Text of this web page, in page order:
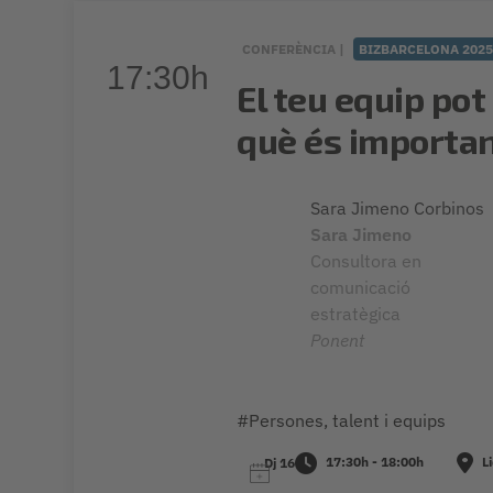
17:30h
CONFERÈNCIA | BIZBARCELONA
El teu equip
què és
Sara Jimeno Corbinos
Sara Jimeno
Consultora en
comunicació
estratègica
Ponent
#Persones, talent i equips
Dj 16 17:30h - 18:00h